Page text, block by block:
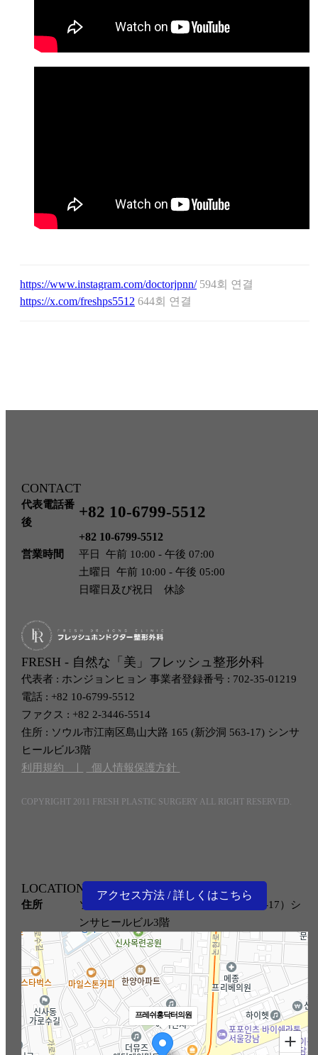
https://www.instagram.com/doctorjpnn/ 594회 연결
https://x.com/freshps5512 644회 연결
CONTACT
代表電話番
後
+82 10-6799-5512
+82 10-6799-5512
営業時間
平日 午前 10:00 - 午後 07:00
土曜日 午前 10:00 - 午後 05:00
日曜日及び祝日 休診
FRESH - 自然な「美」フレッシュ整形外科
代表者 : ホンジョンヒョン 事業者登録番号 : 702-35-01219
電話 : +82 10-6799-5512
ファクス : +82 2-3446-5514
住所 : ソウル市江南区島山大路 165 (新沙洞 563-17) シンサ
ヒールビル3階
利用規約 ㅣ
個人情報保護方針
COPYRIGHT 2011 FRESH PLASTIC SURGERY ALL RIGHT RESERVED.
LOCATION アクセス方法 / 詳しくはこちら
住所
ソウル市江南区島山大路 165新沙洞563-17）シ
ンサヒールビル3階
프레쉬홍닥터의원